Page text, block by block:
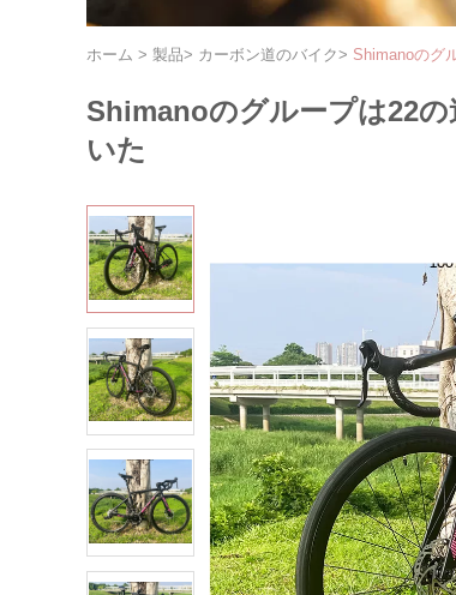
ホーム > 製品> カーボン道のバイク> Shimanoのグ
Shimanoのグループは22
いた